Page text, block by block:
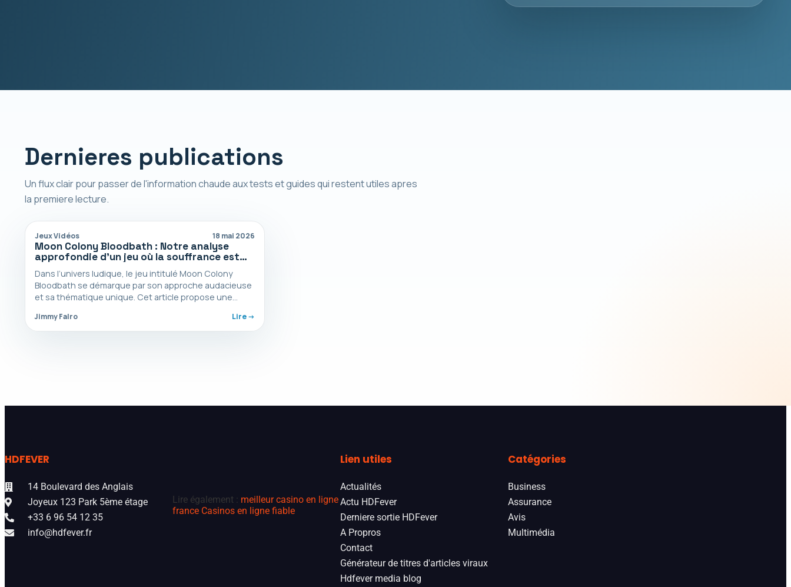
Dernieres publications
Un flux clair pour passer de l'information chaude aux tests et guides qui restent utiles apres
la premiere lecture.
Jeux Vidéos 18 mai 2026
Moon Colony Bloodbath : Notre analyse
approfondie d’un jeu où la souffrance est
Dans l’univers ludique, le jeu intitulé Moon Colony
Bloodbath se démarque par son approche audacieuse
et sa thématique unique. Cet article propose une
Jimmy Falro Lire ->
HDFEVER
14 Boulevard des Anglais
Joyeux 123 Park 5ème étage
+33 6 96 54 12 35
info@hdfever.fr
Lire également : meilleur casino en ligne
france Casinos en ligne fiable
Lien utiles
Actualités
Actu HDFever
Derniere sortie HDFever
A Propros
Contact
Générateur de titres d'articles viraux
Hdfever media blog
Catégories
Business
Assurance
Avis
Multimédia